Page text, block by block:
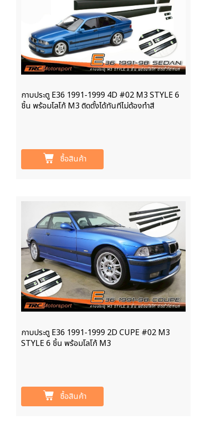
กาบประตู E36 1991-1999 4D #02 M3 STYLE 6
ชิ้น พร้อมโลโก้ M3 ติดตั้งได้ทันทีไม่ต้องทำสี
ซื้อสินค้า
กาบประตู E36 1991-1999 2D CUPE #02 M3
STYLE 6 ชิ้น พร้อมโลโก้ M3
ซื้อสินค้า